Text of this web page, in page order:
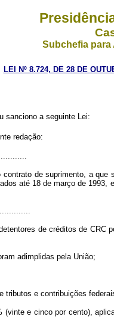
Subchefia
LEI Nº 8.724, DE 28 DE
sanciono a seguinte Lei:
redação:
de suprimento, a
até 18 de março de
de créditos de
adimplidas pela União;
tributos e contribuições
e cinco por cento),